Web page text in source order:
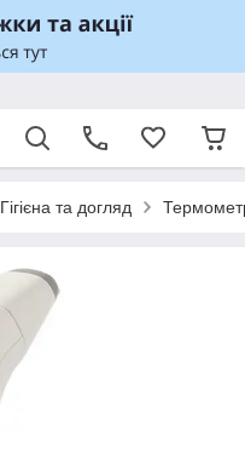
Гігієна та догляд